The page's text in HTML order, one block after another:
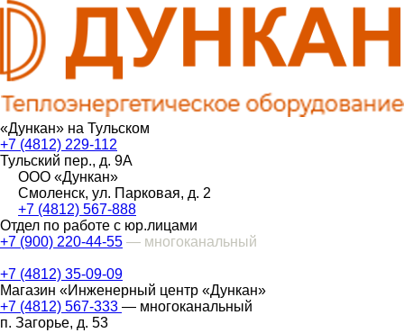
«Дункан» на Тульском
+7 (4812) 229-112
Тульский пер., д. 9А
ООО «Дункан»
Смоленск, ул. Парковая, д. 2
+7 (4812) 567-888
Отдел по работе с юр.лицами
+7 (900) 220-44-55 — многоканальный
+7 (4812) 35-09-09
Магазин «Инженерный центр «Дункан»
+7 (4812) 567-333 — многоканальный
п. Загорье, д. 53